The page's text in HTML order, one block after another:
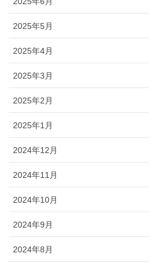
2025年5月
2025年4月
2025年3月
2025年2月
2025年1月
2024年12月
2024年11月
2024年10月
2024年9月
2024年8月